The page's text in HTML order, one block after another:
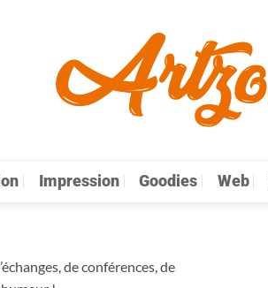
Impression Goodies Web
de conférences, de